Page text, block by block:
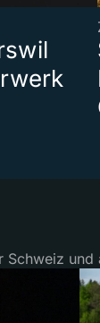
Schweiz und